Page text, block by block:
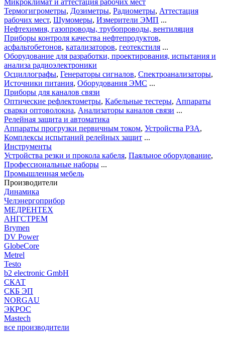
Микроклимат и аттестация рабочих мест
Термогигрометры, Дозиметры, Радиометры, Аттестация
рабочих мест, Шумомеры, Измерители ЭМП ...
Нефтехимия, газопроводы, трубопроводы, вентиляция
Приборы контроля качества нефтепродуктов,
асфальтобетонов, катализаторов, геотекстиля ...
Оборудование для разработки, проектирования, испытания и
анализа радиоэлектроники
Осциллографы, Генераторы сигналов, Спектроанализаторы,
Источники питания, Оборудования ЭМС ...
Приборы для каналов связи
Оптические рефлектометры, Кабельные тестеры, Аппараты
сварки оптоволокна, Анализаторы каналов связи ...
Релейная защита и автоматика
Аппараты прогрузки первичным током, Устройства РЗА,
Комплексы испытаний релейных защит ...
Инструменты
Устройства резки и прокола кабеля, Паяльное оборудование,
Профессиональные наборы ...
Промышленная мебель
Производители
Динамика
Челэнергоприбор
МЕДРЕНТЕХ
АНГСТРЕМ
Brymen
DV Power
GlobeCore
Metrel
Testo
b2 electronic GmbH
СКАТ
СКБ ЭП
NORGAU
ЭКРОС
Mastech
все производители